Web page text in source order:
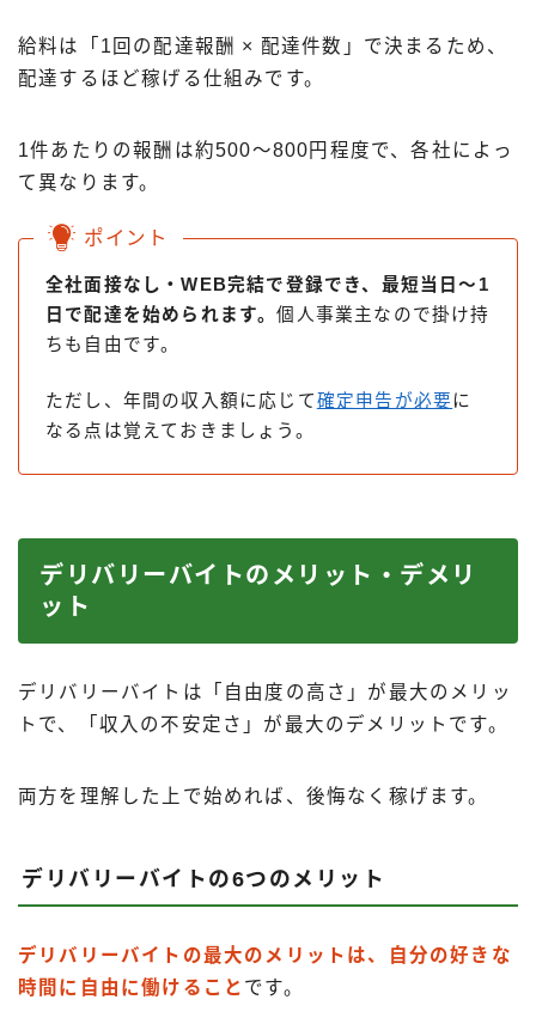
給料は「1回の配達報酬 × 配達件数」で決まるため、
配達するほど稼げる仕組みです。
1件あたりの報酬は約500〜800円程度で、各社によっ
て異なります。
ポイント
全社面接なし・WEB完結で登録でき、最短当日〜1
日で配達を始められます。個人事業主なので掛け持
ちも自由です。
ただし、年間の収入額に応じて確定申告が必要に
なる点は覚えておきましょう。
デリバリーバイトのメリット・デメリ
ット
デリバリーバイトは「自由度の高さ」が最大のメリッ
トで、「収入の不安定さ」が最大のデメリットです。
両方を理解した上で始めれば、後悔なく稼げます。
デリバリーバイトの6つのメリット
デリバリーバイトの最大のメリットは、自分の好きな
時間に自由に働けること です。